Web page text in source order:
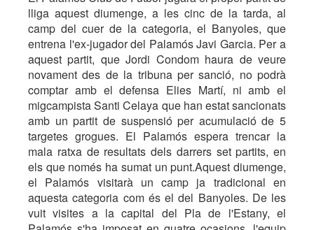
lliga aquest diumenge, a les cinc de la tarda, al
camp del cuer de la categoria, el Banyoles, que
entrena l'ex-jugador del Palamós Javi Garcia. Per a
aquest partit, que Jordi Condom haura de veure
novament des de la tribuna per sanció, no podrà
comptar amb el defensa Elies Martí, ni amb el
migcampista Santi Celaya que han estat sancionats
amb un partit de suspensió per acumulació de 5
targetes grogues. El Palamós espera trencar la
mala ratxa de resultats dels darrers set partits, en
els que només ha sumat un punt.Aquest diumenge,
el Palamós visitarà un camp ja tradicional en
aquesta categoria com és el del Banyoles. De les
vuit visites a la capital del Pla de l'Estany, el